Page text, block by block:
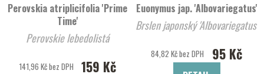
Perovskia atriplicifolia 'Prime
Time'
Perovskie lebedolistá
141,96 Kč bez DPH 159 Kč
Euonymus jap. 'Albovariegatus'
Brslen japonský 'Albovariegatus'
84,82 Kč bez DPH 95 Kč